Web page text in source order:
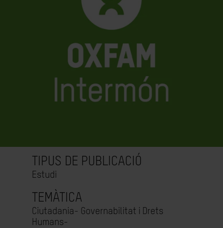
TIPUS DE PUBLICACIÓ
Estudi
TEMÀTICA
Ciutadania- Governabilitat i Drets
Humans-